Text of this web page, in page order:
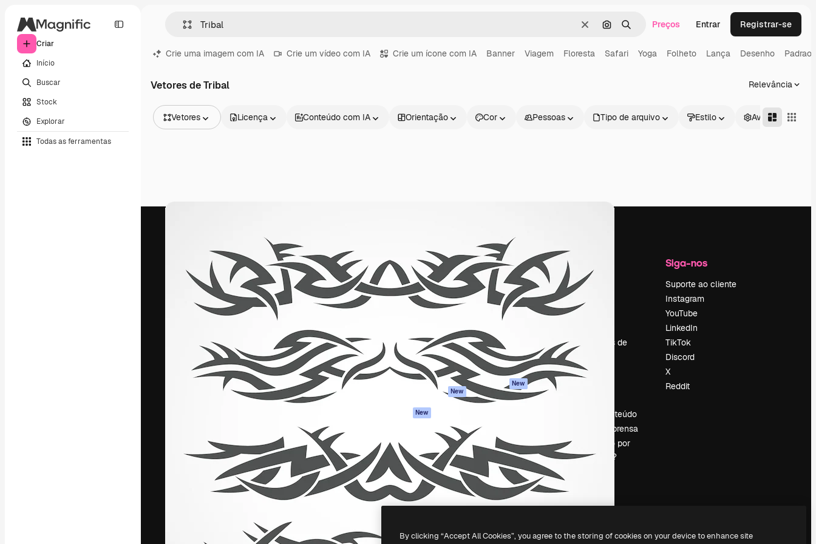
Criar
Início
Buscar
Stock
Explorar
Todas as ferramentas
LimparPesquisar por imagem
BuscarPreços Entrar Registrar-se
Crie uma imagem com IA Crie um vídeo com IA Crie um ícone com IA Banner Viagem Floresta Safari Yoga Folheto Lança Desenho Padrao
Vetores de Tribal Relevância
Vetores
Vídeos
Licença Conteúdo com IA Orientação Cor Pessoas Tipo de arquivo Estilo Avançado
A plataforma criativa para você direcionar
seu melhor trabalho. Mais de 1 milhão de
assinantes entre criativos, empresas,
agências e estúdios.
Produtos
Spaces
Assistente de IA
Gerador de vídeos
Texto para voz
Conteúdo de stock
Claude/ChatGPT
New
New
App móvel
Todas as
ferramentas
Começar
Academy
Documentação
Atendimento
Termos e
condições
Política de
privacidade
Originais New
Política de cookies
confiabilidade
Afiliados
Empresas
Preços
Reviews
Tendências de
pesquisa
Blog
Vender conteúdo
Sala de imprensa
Procurando por
magnific.ai?
Siga-nos
Suporte ao cliente
Instagram
YouTube
LinkedIn
TikTok
Discord
X
Reddit
Todos os direitos reservados.
By clicking “Accept All Cookies”, you agree to the storing of cookies on your device to enhance site